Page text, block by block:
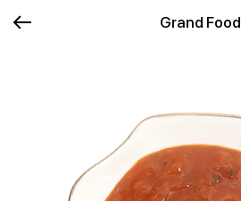
Grand Food